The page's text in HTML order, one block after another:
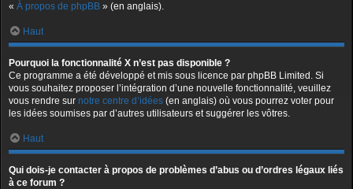
« À propos de phpBB » (en anglais).
Haut
Pourquoi la fonctionnalité X n’est pas disponible ?
Ce programme a été développé et mis sous licence par phpBB Limited. Si
vous souhaitez proposer l’intégration d’une nouvelle fonctionnalité, veuillez
vous rendre sur notre centre d’idées (en anglais) où vous pourrez voter pour
les idées soumises par d’autres utilisateurs et suggérer les vôtres.
Haut
Qui dois-je contacter à propos de problèmes d’abus ou d’ordres légaux liés
à ce forum ?